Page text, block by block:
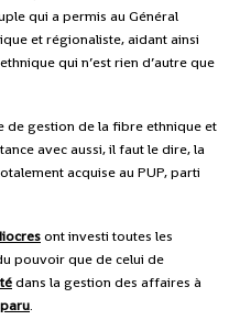
qui a permis au Général
et régionaliste, aidant ainsi
qui n’est rien d’autre que
de gestion de la fibre ethnique et
avec aussi, il faut le dire, la
acquise au PUP, parti
ont investi toutes les
pouvoir que de celui de
dans la gestion des affaires à
.